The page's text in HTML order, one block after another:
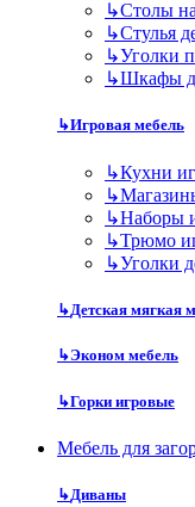
↳Столы
↳Стулья
↳Уголки
↳Шкафы
↳Игровая мебель
↳Кухни
↳
↳Наборы
↳Трюмо
↳Уголки
↳Детская мягкая
↳Эконом мебель
↳Горки игровые
Мебель для
↳Диваны